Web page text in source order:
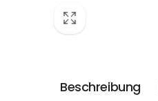
Beschreibung